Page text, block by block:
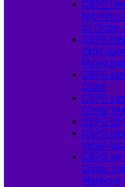
CBPG
hợp kim
từ China/
CBPG
dạng
không
CBPG
China
CBPG
China/
CBPG
CBPG
India/
CBPG
China/
Malaysia